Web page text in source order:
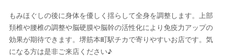
もみほぐしの後に身体を優しく揺らして全身を調整します。上部
頚椎や腰椎の調整や脳硬膜や脳幹の活性化により免疫力アップの
効果が期待できます。堺筋本町駅チカで寄りやすいお店です。気
になる方は是非ご来店ください♪